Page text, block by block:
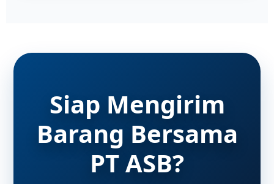
Siap Mengirim
Barang Bersama
PT ASB?